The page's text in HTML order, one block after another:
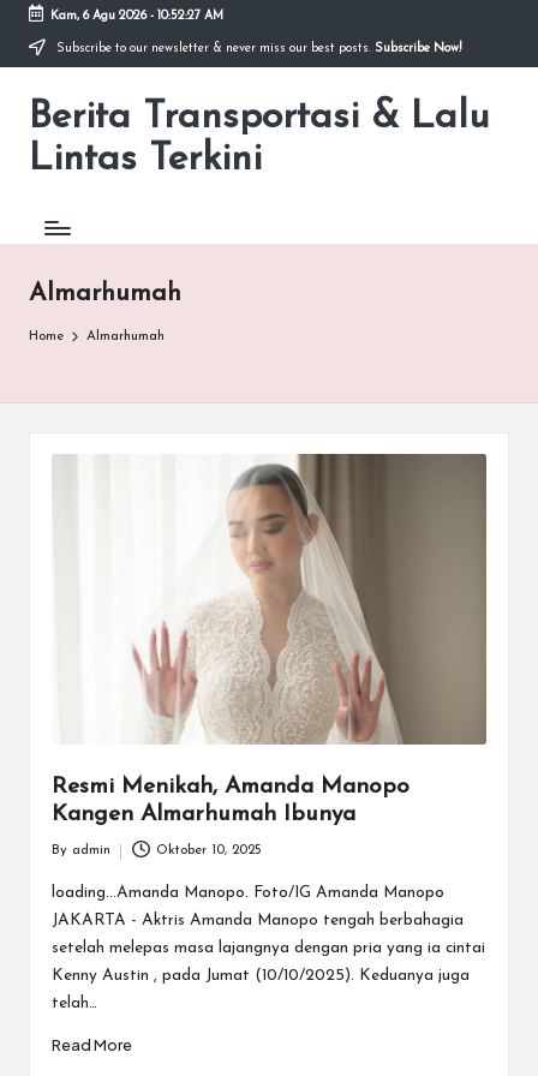
Skip
content
Kam, 6 Agu 2026- 10:52:27 AM
Subscribe to our newsletter & never miss our best posts. Subscribe Now!
Berita Transportasi & Lalu
Lintas Terkini
premancity.biz.id
Almarhumah
Home Almarhumah
Resmi Menikah, Amanda Manopo
Kangen Almarhumah Ibunya
by
By admin Oktober 10, 2025
loading...Amanda Manopo. Foto/IG Amanda Manopo
JAKARTA - Aktris Amanda Manopo tengah berbahagia
setelah melepas masa lajangnya dengan pria yang ia cintai
Kenny Austin , pada Jumat (10/10/2025). Keduanya juga
telah…
Read More